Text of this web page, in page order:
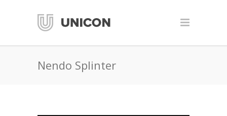
Nendo Splinter